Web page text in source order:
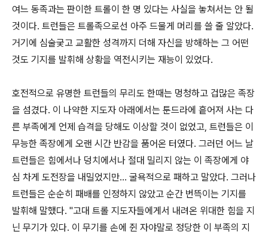
여느 동족과는 판이한 트롤이 한 명 있다는 사실을 놓쳐서는 안 될
것이다. 트런들은 트롤족으로선 아주 드물게 머리를 쓸 줄 알았다.
거기에 심술궂고 교활한 성격까지 더해 자신을 방해하는 그 어떤
것도 기지를 발휘해 상황을 역전시키는 재능이 있었다.
호전적으로 유명한 트런들의 무리도 한때는 멍청하고 겁많은 족장
을 섬겼다. 이 나약한 지도자 아래에서는 툰드라에 흩어져 사는 다
른 부족에게 언제 습격을 당해도 이상할 것이 없었고, 트런들은 이
무능한 족장에게 오랜 시간 반감을 품어온 터였다. 그러던 어느 날
트런들은 힘에서나 덩치에서나 절대 밀리지 않는 이 족장에게 야
심 차게 도전장을 내밀었지만... 굴욕적으로 패하고 말았다. 그러나
트런들은 순순히 패배를 인정하지 않았고 순간 번뜩이는 기지를
발휘해 말했다. ''고대 트롤 지도자들에게서 내려온 위대한 힘을 지
닌 무기가 있다. 이 무기를 손에 쥔 자야말로 정당한 이 부족의 지